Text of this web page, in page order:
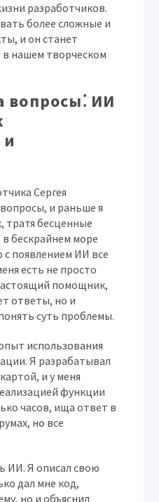
разработчиков.
более сложные и
и он станет
нашем творческом
вопросы⁚ ИИ
Сергея
и раньше я
тратя бесценные
бескрайнем море
с появлением ИИ все
есть не просто
помощник,
ответы, но и
суть проблемы.
использования
Я разрабатывал
и у меня
функции
часов, ища ответ в
но все
ИИ. Я описал свою
дал мне код,
но и объяснил